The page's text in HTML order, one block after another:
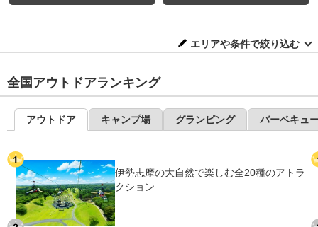
エリアや条件で絞り込む
全国アウトドアランキング
アウトドア キャンプ場 グランピング バーベキュ
伊勢志摩の大自然で楽しむ全20種のアトラ
クション